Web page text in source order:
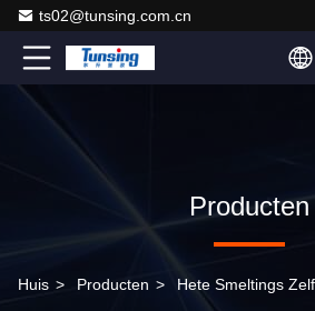
ts02@tunsing.com.cn
Producten
Huis > Producten > Hete Smeltings